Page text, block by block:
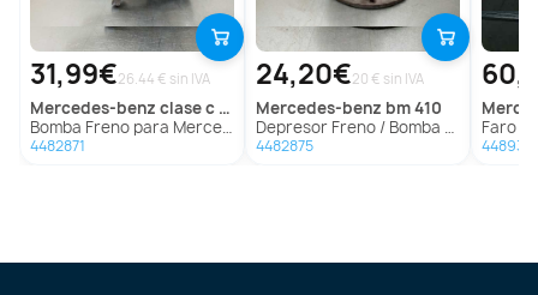
31,99€26.44 € sin IVA
mercedes-benz clase c (w201) berlina
Bomba Freno para Mercedes-Benz Clase C (W201) Berlina
4482871
24,20€20 € sin IVA
mercedes-benz bm 410
Depresor Freno / Bomba Vacio para Mercedes-Benz Bm 410
4482875
Faro Izquierdo